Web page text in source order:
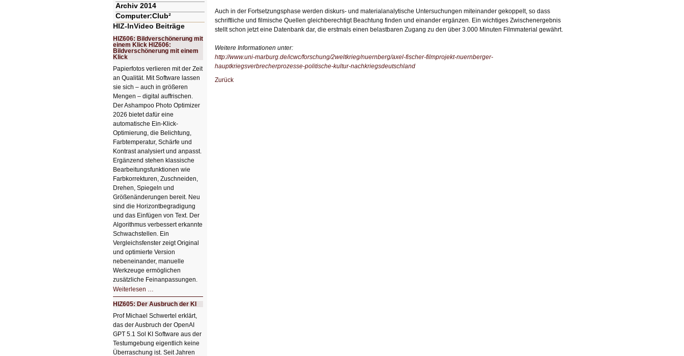
Auch in der Fortsetzungsphase werden diskurs- und materialanalytische Untersuchungen miteinander gekoppelt, so dass
schriftliche und filmische Quellen gleichberechtigt Beachtung finden und einander ergänzen. Ein wichtiges Zwischenergebnis
stellt schon jetzt eine Datenbank dar, die erstmals einen belastbaren Zugang zu den über 3.000 Minuten Filmmaterial gewährt.
Weitere Informationen unter:
http://www.uni-marburg.de/icwc/forschung/2weltkrieg/nuernberg/axel-fischer-filmprojekt-nuernberger-
hauptkriegsverbrecherprozesse-politische-kultur-nachkriegsdeutschland
Zurück
Archiv 2014
Computer:Club²
HIZ-InVideo Beiträge
HIZ606: Bildverschönerung mit
einem Klick HIZ606:
Bildverschönerung mit einem
Klick
Papierfotos verlieren mit der Zeit
an Qualität. Mit Software lassen
sie sich – auch in größeren
Mengen – digital auffrischen.
Der Ashampoo Photo Optimizer
2026 bietet dafür eine
automatische Ein-Klick-
Optimierung, die Belichtung,
Farbtemperatur, Schärfe und
Kontrast analysiert und anpasst.
Ergänzend stehen klassische
Bearbeitungsfunktionen wie
Farbkorrekturen, Zuschneiden,
Drehen, Spiegeln und
Größenänderungen bereit. Neu
sind die Horizontbegradigung
und das Einfügen von Text. Der
Algorithmus verbessert erkannte
Schwachstellen. Ein
Vergleichsfenster zeigt Original
und optimierte Version
nebeneinander, manuelle
Werkzeuge ermöglichen
zusätzliche Feinanpassungen.
Weiterlesen …
Bildverschönerung
mit
einem
Klick
HIZ606:
Bildverschönerung
mit
einem
Klick
HIZ605: Der Ausbruch der KI
Prof Michael Schwertel erklärt,
das der Ausbruch der OpenAI
GPT 5.1 Sol KI Software aus der
Testumgebung eigentlich keine
Überraschung ist. Seit Jahren